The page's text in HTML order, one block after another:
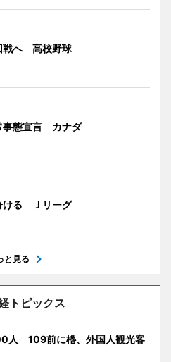
戦へ 高校野球
事態宣言 カナダ
ける Ｊリーグ
と見る
トピックス
人 109前に櫓、外国人観光客